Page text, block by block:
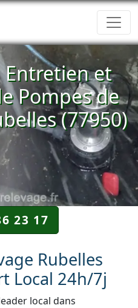
et
Pompes de
(77950)
23 17
Rubelles
Local 24h/7j
local dans